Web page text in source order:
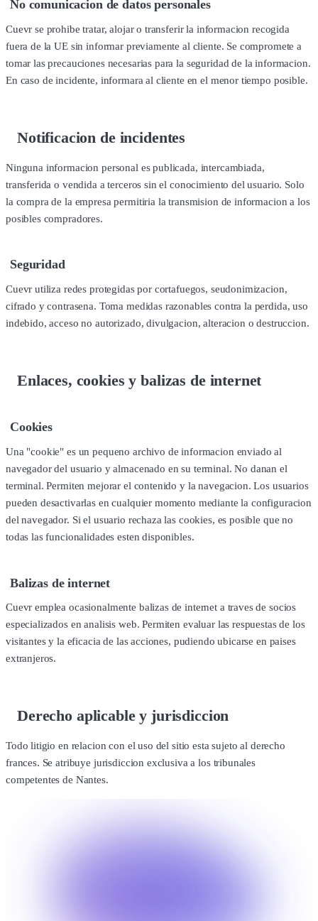
No comunicacion de datos personales
Cuevr se prohibe tratar, alojar o transferir la informacion recogida
fuera de la UE sin informar previamente al cliente. Se compromete a
tomar las precauciones necesarias para la seguridad de la informacion.
En caso de incidente, informara al cliente en el menor tiempo posible.
Notificacion de incidentes
Ninguna informacion personal es publicada, intercambiada,
transferida o vendida a terceros sin el conocimiento del usuario. Solo
la compra de la empresa permitiria la transmision de informacion a los
posibles compradores.
Seguridad
Cuevr utiliza redes protegidas por cortafuegos, seudonimizacion,
cifrado y contrasena. Toma medidas razonables contra la perdida, uso
indebido, acceso no autorizado, divulgacion, alteracion o destruccion.
Enlaces, cookies y balizas de internet
Cookies
Una "cookie" es un pequeno archivo de informacion enviado al
navegador del usuario y almacenado en su terminal. No danan el
terminal. Permiten mejorar el contenido y la navegacion. Los usuarios
pueden desactivarlas en cualquier momento mediante la configuracion
del navegador. Si el usuario rechaza las cookies, es posible que no
todas las funcionalidades esten disponibles.
Balizas de internet
Cuevr emplea ocasionalmente balizas de internet a traves de socios
especializados en analisis web. Permiten evaluar las respuestas de los
visitantes y la eficacia de las acciones, pudiendo ubicarse en paises
extranjeros.
Derecho aplicable y jurisdiccion
Todo litigio en relacion con el uso del sitio esta sujeto al derecho
frances. Se atribuye jurisdiccion exclusiva a los tribunales
competentes de Nantes.